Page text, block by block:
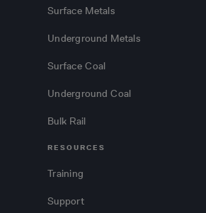
Surface Metals
Underground Metals
Surface Coal
Underground Coal
Bulk Rail
RESOURCES
Training
Support